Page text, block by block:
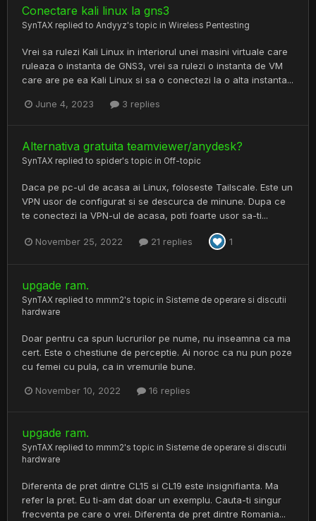
Conectare kali linux la gns3
SynTAX replied to Andyyz's topic in Wireless Pentesting
Vrei sa rulezi Kali Linux in interiorul unei masini virtuale care
ruleaza o instanta de GNS3, vrei sa rulezi o instanta de VM
care are pe ea Kali Linux si sa o conectezi la o alta instanta...
June 4, 2023 3 replies
Alternativa gratuita teamviewer/anydesk?
SynTAX replied to spider's topic in Off-topic
Daca pe pc-ul de acasa ai Linux, foloseste Tailscale. Este un
VPN usor de configurat si se descurca de minune. Dupa ce
te conectezi la VPN-ul de acasa, poti foarte usor sa-ti...
November 25, 2022 21 replies 1
upgade ram.
SynTAX replied to mmm2's topic in Sisteme de operare si discutii
hardware
Doar pentru ca spun lucrurilor pe nume, nu inseamna ca ma
cert. Este o chestiune de perceptie. Ai noroc ca nu pun poze
cu femei cu pula, ca in vremurile bune.
November 10, 2022 16 replies
upgade ram.
SynTAX replied to mmm2's topic in Sisteme de operare si discutii
hardware
Diferenta de pret dintre CL15 si CL19 este insignifianta. Ma
refer la pret. Eu ti-am dat doar un exemplu. Cauta-ti singur
frecventa pe care o vrei. Diferenta de pret dintre Romania...